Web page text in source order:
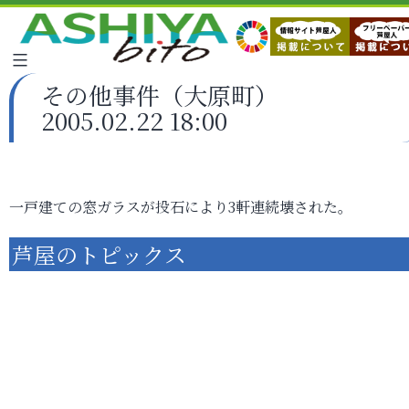
その他事件（大原町）
2005.02.22 18:00
一戸建ての窓ガラスが投石により3軒連続壊された。
芦屋のトピックス